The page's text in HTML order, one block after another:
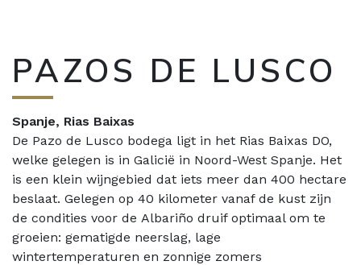
PAZOS DE LUSCO
Spanje, Rias Baixas
De Pazo de Lusco bodega ligt in het Rias Baixas DO,
welke gelegen is in Galicië in Noord-West Spanje. Het
is een klein wijngebied dat iets meer dan 400 hectare
beslaat. Gelegen op 40 kilometer vanaf de kust zijn
de condities voor de Albariño druif optimaal om te
groeien: gematigde neerslag, lage
wintertemperaturen en zonnige zomers